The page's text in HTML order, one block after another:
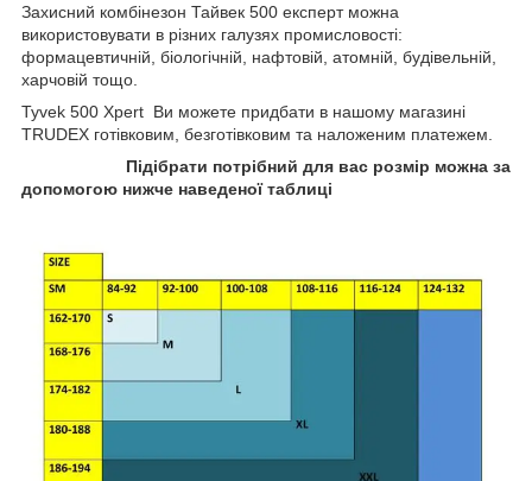
Захисний комбінезон Тайвек 500 експерт можна
використовувати в різних галузях промисловості:
формацевтичній, біологічній, нафтовій, атомній, будівельній,
харчовій тощо.
Tyvek 500 Xpert Ви можете придбати в нашому магазині
TRUDEX готівковим, безготівковим та наложеним платежем.
Підібрати потрібний для вас розмір можна за
допомогою нижче наведеної таблиці